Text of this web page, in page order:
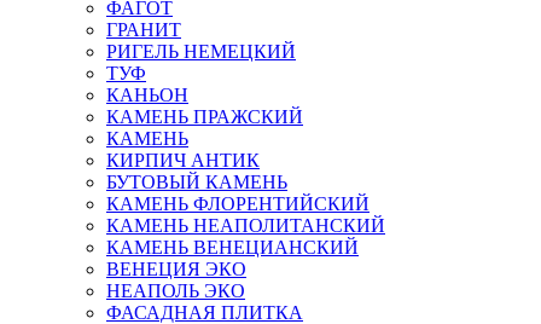
ФАГОТ
ГРАНИТ
РИГЕЛЬ НЕМЕЦКИЙ
ТУФ
КАНЬОН
КАМЕНЬ ПРАЖСКИЙ
КАМЕНЬ
КИРПИЧ АНТИК
БУТОВЫЙ КАМЕНЬ
КАМЕНЬ ФЛОРЕНТИЙСКИЙ
КАМЕНЬ НЕАПОЛИТАНСКИЙ
КАМЕНЬ ВЕНЕЦИАНСКИЙ
ВЕНЕЦИЯ ЭКО
НЕАПОЛЬ ЭКО
ФАСАДНАЯ ПЛИТКА